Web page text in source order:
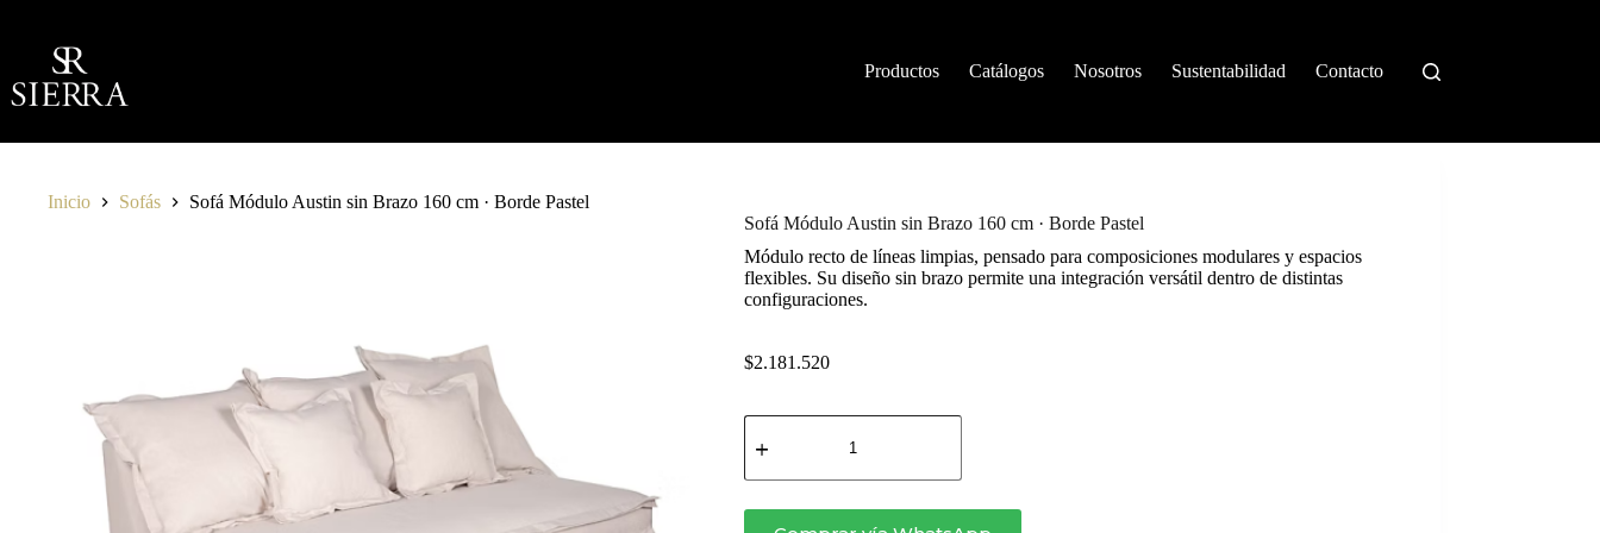
contenido
Productos
Catálogos Nosotros Sustentabilidad Contacto
Inicio Sofás
Sofá Módulo Austin sin Brazo 160 cm · Borde Pastel
Sofá Módulo Austin sin Brazo 160 cm · Borde Pastel
Módulo recto de líneas limpias, pensado para composiciones modulares y espacios
flexibles. Su diseño sin brazo permite una integración versátil dentro de distintas
configuraciones.
$2.181.520
Sofá
Módulo
sin
Brazo